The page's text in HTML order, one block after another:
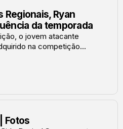
Ryan
da temporada
o jovem atacante
na competição...
Fotos